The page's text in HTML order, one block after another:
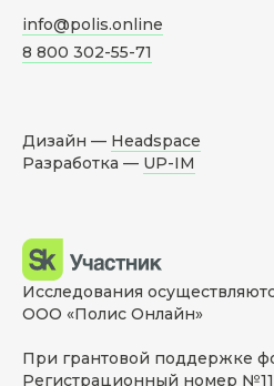
info@polis.online
8 800 302-55-71
Дизайн — Headspace
Разработка — UP-IM
Исследования
ООО «Полис Онлайн»
При грантовой поддержке
Регистрационный номер